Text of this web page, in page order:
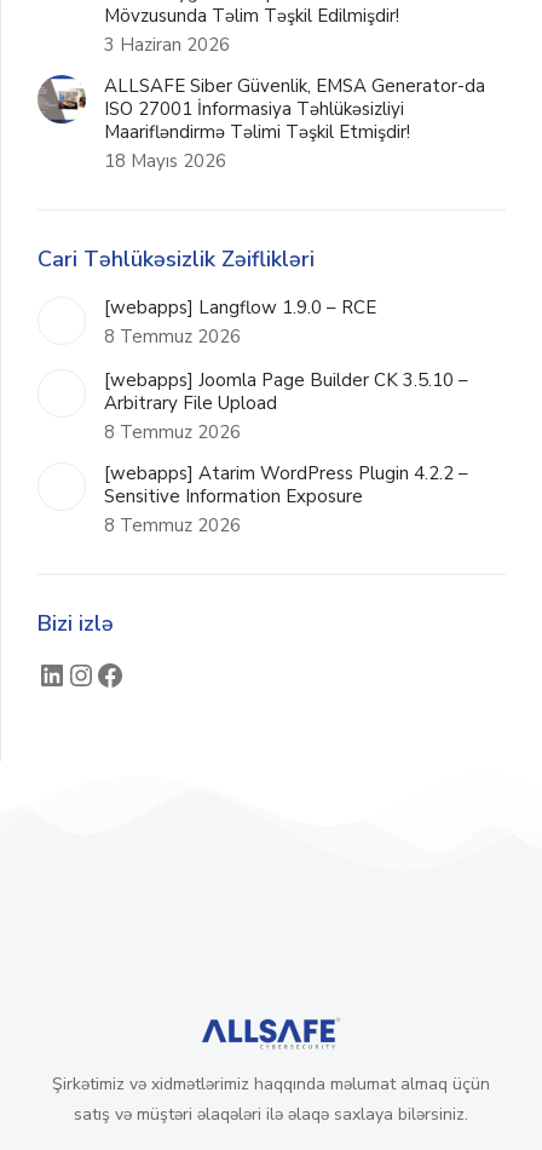
Mövzusunda Təlim Təşkil Edilmişdir!
3 Haziran 2026
ALLSAFE Siber Güvenlik, EMSA Generator-da
ISO 27001 İnformasiya Təhlükəsizliyi
Maarifləndirmə Təlimi Təşkil Etmişdir!
18 Mayıs 2026
Cari Təhlükəsizlik Zəiflikləri
[webapps] Langflow 1.9.0 – RCE
8 Temmuz 2026
[webapps] Joomla Page Builder CK 3.5.10 –
Arbitrary File Upload
8 Temmuz 2026
[webapps] Atarim WordPress Plugin 4.2.2 –
Sensitive Information Exposure
8 Temmuz 2026
Bizi izlə
Şirkətimiz və xidmətlərimiz haqqında məlumat almaq üçün
satış və müştəri əlaqələri ilə əlaqə saxlaya bilərsiniz.